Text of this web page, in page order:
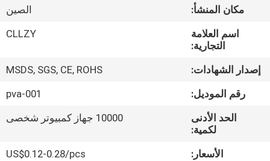
حولنا
في
المصنع
مراقبة
الجودة
مكان المنشأ:
الصين
اسم العلامة
التجارية:
CLLZY
إصدار الشهادات:
MSDS, SGS, CE, ROHS
رقم الموديل:
pva-001
الحد الأدنى
لكمية:
10000 جهاز كمبيوتر شخصى
الأسعار:
US$0.12-0.28/pcs